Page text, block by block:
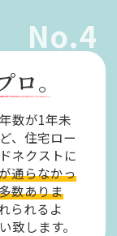
No.4
。
数が1年未
、住宅ロー
ネクストに
通らなかっ
数ありま
られるよ
致します。